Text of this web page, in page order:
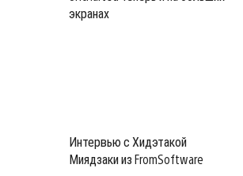
экранах
Интервью с Хидэтакой
Миядзаки из FromSoftware